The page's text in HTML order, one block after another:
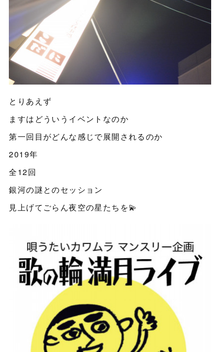
とりあえず
ますはどういうイベントなのか
第一回目がどんな感じで展開されるのか
2019年
全12回
銀河の謎とのセッション
見上げてごらん夜空の星たちを💫